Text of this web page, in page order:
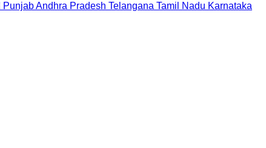
PunjabAndhra Pradesh Telangana Tamil Nadu Karnataka